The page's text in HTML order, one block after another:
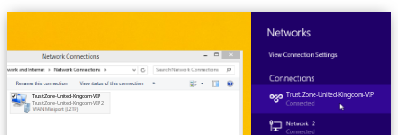
Trust.Zone-United-Kingdom-VIP
Trust.Zone-United-Kingdom-VIP 2
Trust.Zone-United-Kingdom-VIP